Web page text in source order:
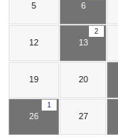
5 6
12
2
13
19 20
1
26 27